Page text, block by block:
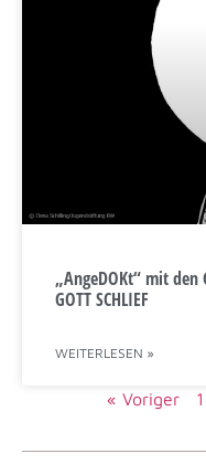
„AngeDOKt“ mit den
GOTT SCHLIEF
WEITERLESEN »
« Voriger 1